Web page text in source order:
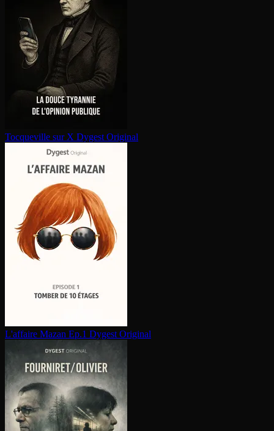
Tocqueville sur X Dygest Original
L'affaire Mazan Ep.1 Dygest Original